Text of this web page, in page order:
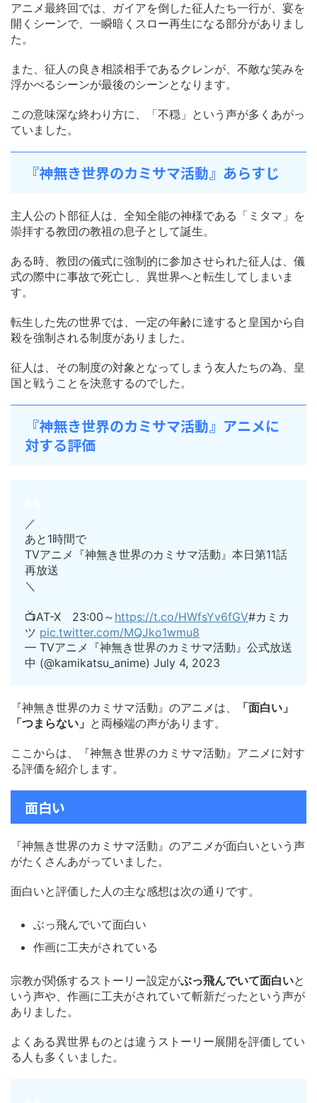
アニメ最終回では、ガイアを倒した征人たち一行が、宴を
開くシーンで、一瞬暗くスロー再生になる部分がありまし
た。
また、征人の良き相談相手であるクレンが、不敵な笑みを
浮かべるシーンが最後のシーンとなります。
この意味深な終わり方に、「不穏」という声が多くあがっ
ていました。
『神無き世界のカミサマ活動』あらすじ
主人公の卜部征人は、全知全能の神様である「ミタマ」を
崇拝する教団の教祖の息子として誕生。
ある時、教団の儀式に強制的に参加させられた征人は、儀
式の際中に事故で死亡し、異世界へと転生してしまいま
す。
転生した先の世界では、一定の年齢に達すると皇国から自
殺を強制される制度がありました。
征人は、その制度の対象となってしまう友人たちの為、皇
国と戦うことを決意するのでした。
『神無き世界のカミサマ活動』アニメに
対する評価
／
あと1時間で
TVアニメ『神無き世界のカミサマ活動』本日第11話
再放送
＼
📺AT-X 23:00～ https://t.co/HWfsYv6fGV#カミカ
ツ pic.twitter.com/MQJko1wmu8
— TVアニメ『神無き世界のカミサマ活動』公式放送
中 (@kamikatsu_anime) July 4, 2023
『神無き世界のカミサマ活動』のアニメは、
「面白い」
「つまらない」 と両極端の声があります。
ここからは、『神無き世界のカミサマ活動』アニメに対す
る評価を紹介します。
面白い
『神無き世界のカミサマ活動』のアニメが面白いという声
がたくさんあがっていました。
面白いと評価した人の主な感想は次の通りです。
ぶっ飛んでいて面白い
作画に工夫がされている
宗教が関係するストーリー設定がぶっ飛んでいて面白いと
いう声や、作画に工夫がされていて斬新だったという声が
ありました。
よくある異世界ものとは違うストーリー展開を評価してい
る人も多くいました。